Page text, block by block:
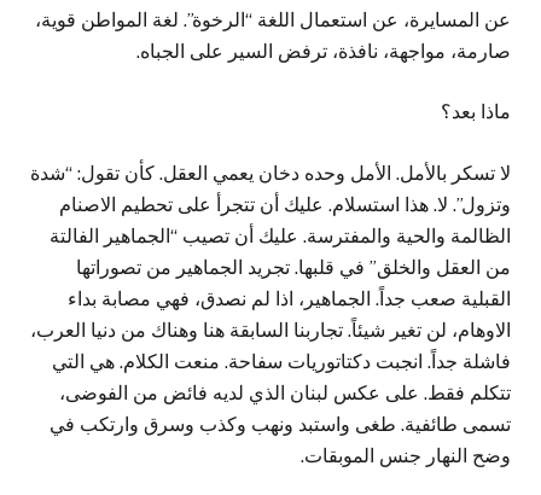
عن المسايرة، عن استعمال اللغة “الرخوة”. لغة المواطن قوية،
صارمة، مواجهة، نافذة، ترفض السير على الجباه.
ماذا بعد؟
لا تسكر بالأمل. الأمل وحده دخان يعمي العقل. كأن تقول: “شدة
وتزول”. لا. هذا استسلام. عليك أن تتجرأ على تحطيم الاصنام
الظالمة والحية والمفترسة. عليك أن تصيب “الجماهير الفالتة
من العقل والخلق” في قلبها. تجريد الجماهير من تصوراتها
القبلية صعب جداً. الجماهير، اذا لم نصدق، فهي مصابة بداء
الاوهام، لن تغير شيئاً. تجاربنا السابقة هنا وهناك من دنيا العرب،
فاشلة جداً. انجبت دكتاتوريات سفاحة. منعت الكلام. هي التي
تتكلم فقط. على عكس لبنان الذي لديه فائض من الفوضى،
تسمى طائفية. طغى واستبد ونهب وكذب وسرق وارتكب في
وضح النهار جنس الموبقات.